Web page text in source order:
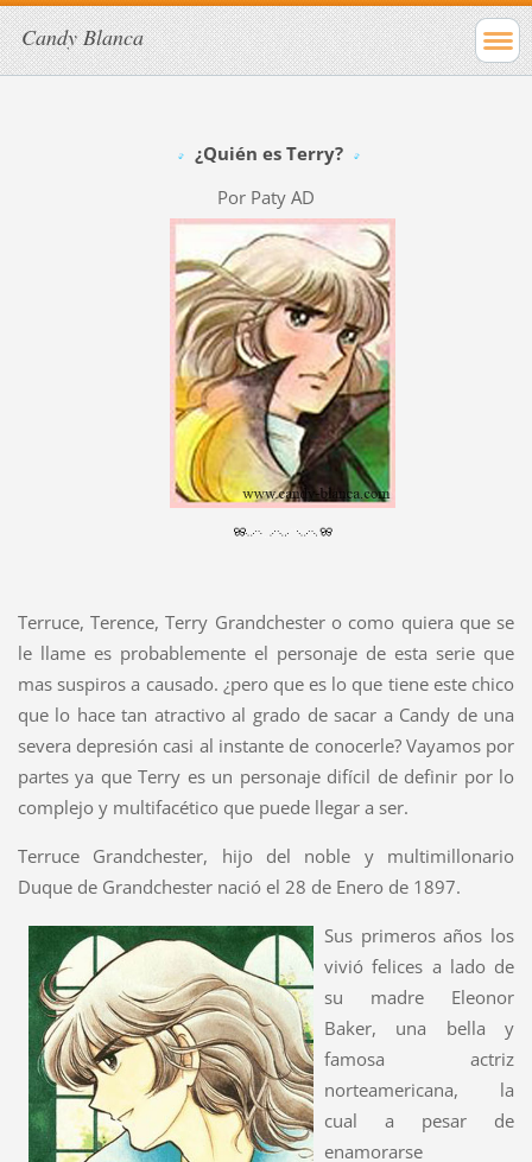
Candy Blanca
¿Quién es Terry?
Por Paty AD
Terruce, Terence, Terry Grandchester o como quiera que se
le llame es probablemente el personaje de esta serie que
mas suspiros a causado. ¿pero que es lo que tiene este chico
que lo hace tan atractivo al grado de sacar a Candy de una
severa depresión casi al instante de conocerle? Vayamos por
partes ya que Terry es un personaje difícil de definir por lo
complejo y multifacético que puede llegar a ser.
Terruce Grandchester, hijo del noble y multimillonario
Duque de Grandchester nació el 28 de Enero de 1897.
Sus primeros años los
vivió felices a lado de
su madre Eleonor
Baker, una bella y
famosa actriz
norteamericana, la
cual a pesar de
enamorarse